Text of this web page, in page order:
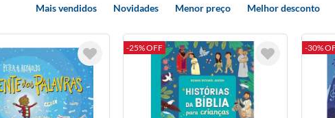
Mais vendidos Novidades Menor preço Melhor desconto
-25% OFF -30%